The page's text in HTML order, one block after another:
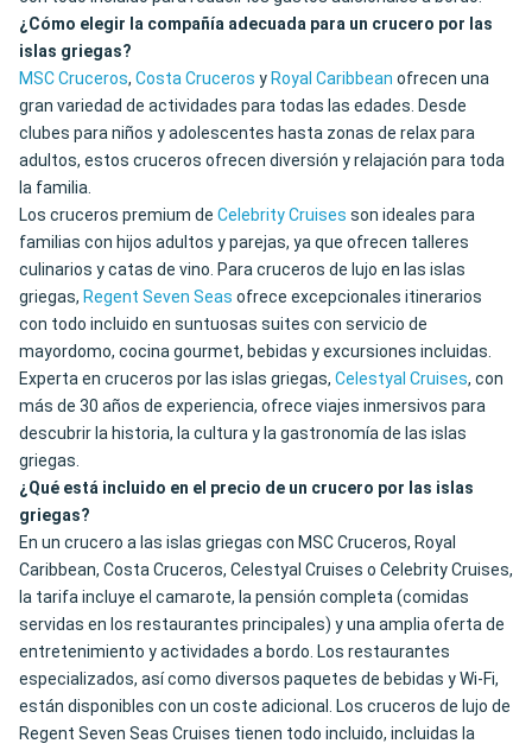
¿Cómo elegir la compañía adecuada para un crucero por las
islas griegas?
MSC Cruceros, Costa Cruceros y Royal Caribbean ofrecen una
gran variedad de actividades para todas las edades. Desde
clubes para niños y adolescentes hasta zonas de relax para
adultos, estos cruceros ofrecen diversión y relajación para toda
la familia.
Los cruceros premium de Celebrity Cruises son ideales para
familias con hijos adultos y parejas, ya que ofrecen talleres
culinarios y catas de vino. Para cruceros de lujo en las islas
griegas, Regent Seven Seas ofrece excepcionales itinerarios
con todo incluido en suntuosas suites con servicio de
mayordomo, cocina gourmet, bebidas y excursiones incluidas.
Experta en cruceros por las islas griegas, Celestyal Cruises, con
más de 30 años de experiencia, ofrece viajes inmersivos para
descubrir la historia, la cultura y la gastronomía de las islas
griegas.
¿Qué está incluido en el precio de un crucero por las islas
griegas?
En un crucero a las islas griegas con MSC Cruceros, Royal
Caribbean, Costa Cruceros, Celestyal Cruises o Celebrity Cruises,
la tarifa incluye el camarote, la pensión completa (comidas
servidas en los restaurantes principales) y una amplia oferta de
entretenimiento y actividades a bordo. Los restaurantes
especializados, así como diversos paquetes de bebidas y Wi-Fi,
están disponibles con un coste adicional. Los cruceros de lujo de
Regent Seven Seas Cruises tienen todo incluido, incluidas la